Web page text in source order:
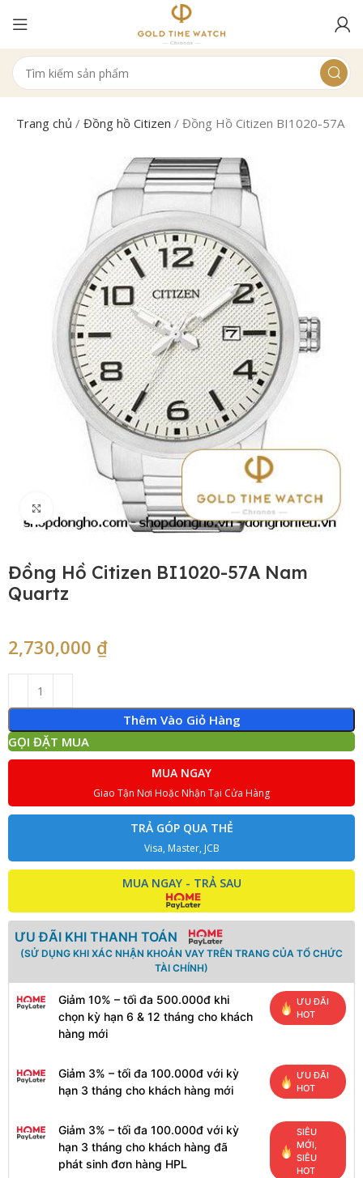
Trang chủ /Đồng hồ Citizen /Đồng Hồ Citizen BI1020-57A
Click to enlarge
Đồng Hồ Citizen BI1020-57A Nam
Quartz
2,730,000 ₫
Thêm Vào Giỏ Hàng
GỌI ĐẶT MUA
MUA NGAY
Giao Tận Nơi Hoặc Nhận Tại Cửa Hàng
TRẢ GÓP QUA THẺ
Visa, Master, JCB
MUA NGAY - TRẢ SAU
ƯU ĐÃI KHI THANH TOÁN
(SỬ DỤNG KHI XÁC NHẬN KHOẢN VAY TRÊN TRANG CỦA TỔ CHỨC
TÀI CHÍNH)
Giảm 10% – tối đa 500.000đ khi
chọn kỳ hạn 6 & 12 tháng cho khách
hàng mới
ƯU ĐÃI
HOT
Giảm 3% – tối đa 100.000đ với kỳ
hạn 3 tháng cho khách hàng mới
ƯU ĐÃI
HOT
Giảm 3% – tối đa 100.000đ với kỳ
hạn 3 tháng cho khách hàng đã
phát sinh đơn hàng HPL
SIÊU
MỚI,
SIÊU
HOT